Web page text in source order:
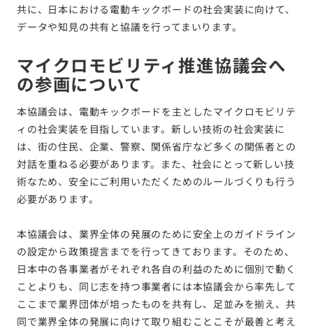
共に、日本における電動キックボードの社会実装に向けて、
データや知見の共有と協議を行ってまいります。
マイクロモビリティ推進協議会へ
の参画について
本協議会は、電動キックボードを主としたマイクロモビリテ
ィの社会実装を目指しています。新しい技術の社会実装に
は、街の住民、企業、警察、関係省庁など多くの関係者との
対話を重ねる必要があります。また、社会にとって新しい技
術なため、安全にご利用いただくためのルールづくりも行う
必要があります。
本協議会は、業界全体の発展のために安全上のガイドライン
の設定から政策提言までを行ってきております。そのため、
日本中の各事業者がそれぞれ各自の利益のために個別で動く
ことよりも、同じ志を持つ事業者には本協議会から率先して
ここまで業界団体が培ったものを共有し、足並みを揃え、共
同で業界全体の発展に向けて取り組むことこそが最善と考え